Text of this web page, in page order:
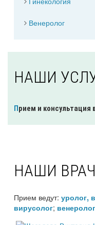
Венеролог
НАШИ
Прием и
НАШИ
Прием ведут: уролог,
вирусолог; венеролог